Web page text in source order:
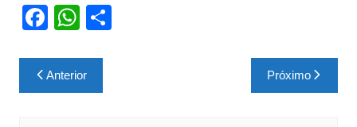
F
c
e
W
at
s
S
Navegação
de
Anterior Próximo